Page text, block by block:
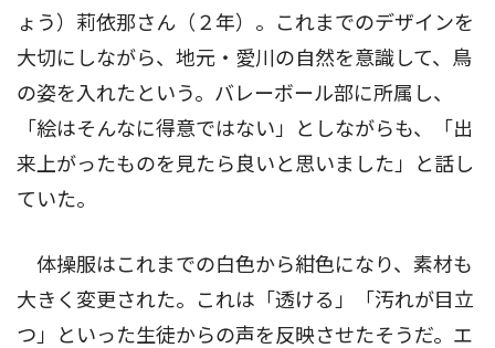
ょう）莉依那さん（２年）。これまでのデザインを
大切にしながら、地元・愛川の自然を意識して、鳥
の姿を入れたという。バレーボール部に所属し、
「絵はそんなに得意ではない」としながらも、「出
来上がったものを見たら良いと思いました」と話し
ていた。
体操服はこれまでの白色から紺色になり、素材も
大きく変更された。これは「透ける」「汚れが目立
つ」といった生徒からの声を反映させたそうだ。エ